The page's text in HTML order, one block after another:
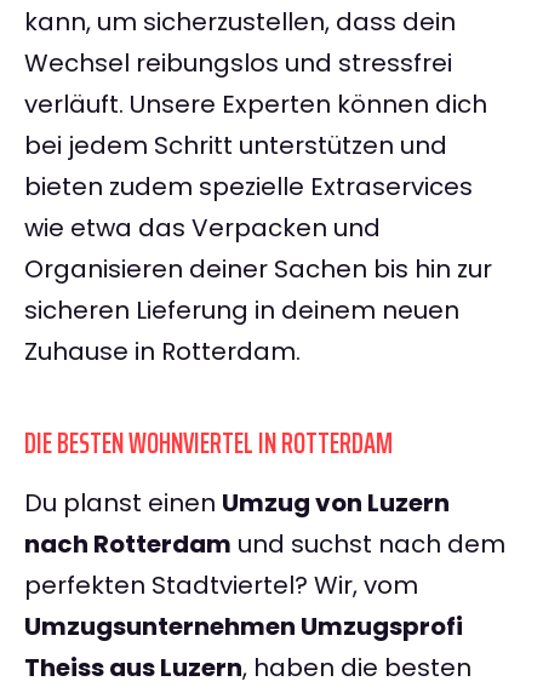
kann, um sicherzustellen, dass dein
Wechsel reibungslos und stressfrei
verläuft. Unsere Experten können dich
bei jedem Schritt unterstützen und
bieten zudem spezielle Extraservices
wie etwa das Verpacken und
Organisieren deiner Sachen bis hin zur
sicheren Lieferung in deinem neuen
Zuhause in Rotterdam.
DIE BESTEN WOHNVIERTEL IN ROTTERDAM
Du planst einen Umzug von Luzern
nach Rotterdam und suchst nach dem
perfekten Stadtviertel? Wir, vom
Umzugsunternehmen Umzugsprofi
Theiss aus Luzern, haben die besten